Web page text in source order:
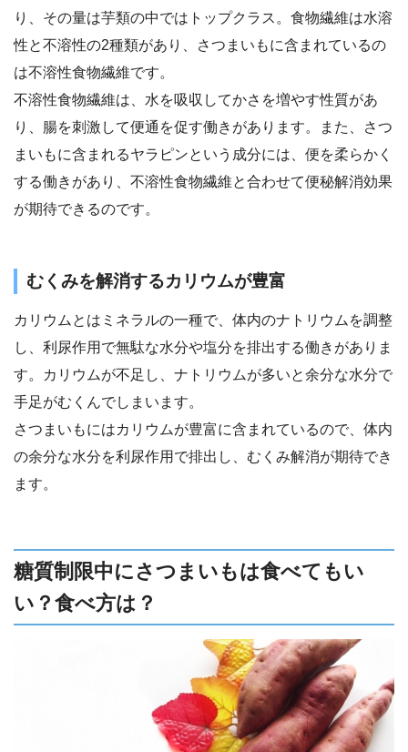
り、その量は芋類の中ではトップクラス。食物繊維は水溶
性と不溶性の2種類があり、さつまいもに含まれているの
は不溶性食物繊維です。
不溶性食物繊維は、水を吸収してかさを増やす性質があ
り、腸を刺激して便通を促す働きがあります。また、さつ
まいもに含まれるヤラピンという成分には、便を柔らかく
する働きがあり、不溶性食物繊維と合わせて便秘解消効果
が期待できるのです。
むくみを解消するカリウムが豊富
カリウムとはミネラルの一種で、体内のナトリウムを調整
し、利尿作用で無駄な水分や塩分を排出する働きがありま
す。カリウムが不足し、ナトリウムが多いと余分な水分で
手足がむくんでしまいます。
さつまいもにはカリウムが豊富に含まれているので、体内
の余分な水分を利尿作用で排出し、むくみ解消が期待でき
ます。
糖質制限中にさつまいもは食べてもい
い？食べ方は？